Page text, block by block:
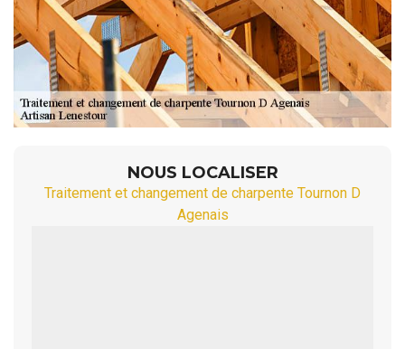
NOUS LOCALISER
Traitement et changement de charpente Tournon D
Agenais